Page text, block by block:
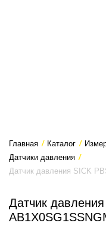
Главная / Каталог /
Датчики давления /
Датчик давления SICK
Датчик